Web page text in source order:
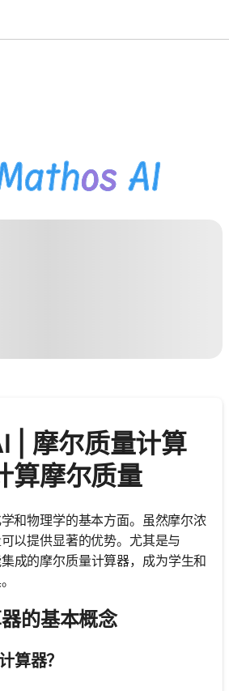
| 摩尔质量计算
算摩尔质量
和物理学的基本方面。虽然摩尔浓
以提供显著的优势。尤其是与
成的摩尔质量计算器，成为学生和
的基本概念
算器？